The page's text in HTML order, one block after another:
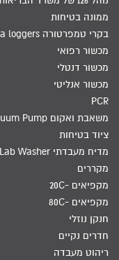
ממונה בטיחות
בקרי טמפרטורה data loggers מערכת התראה
מכשור רפואי
מכשור דנטלי
מכשור אנליטי
PCR
משאבת ואקום Vacuum Pump
ציוד בטיחות
מדיח מעבדתי Lab Washer
מקררים
מקפיאים -20C
מקפיאים -80C
חנקן נוזלי
חדרים נקיים
ריהוט מעבדה